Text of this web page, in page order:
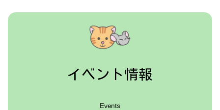
イベント情報
Events